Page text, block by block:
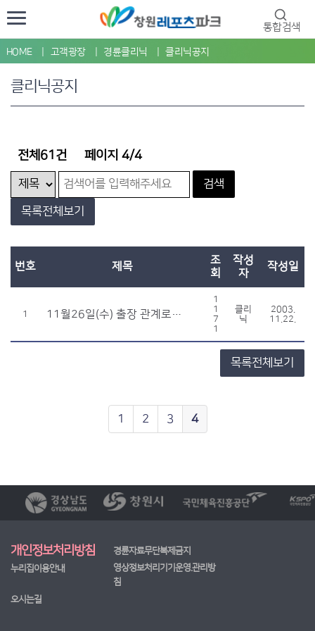
통합검색
HOME 고객광장 경륜클리닉 클리닉공지
클리닉공지
전체61건 페이지 4/4
검색
목록전체보기
번호 제목
조
회
작성
자
작성일
1 11월26일(수) 출장 관계로 클리닉을 운영하지 않습니다.
1
1
7
1
클리
닉
2003.
11.22.
목록전체보기
1 2 3 4
개인정보처리방침
경륜자료무단복제금지
누리집이용안내
영상정보처리기기운영.관리방
침
오시는길